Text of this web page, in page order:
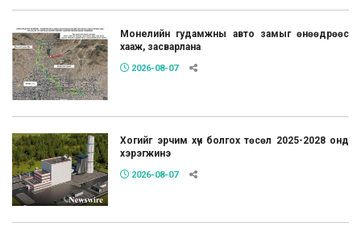
Монелийн гудамжны авто замыг өнөөдрөөс
хааж, засварлана
2026-08-07
Хогийг эрчим хүч болгох төсөл 2025-2028 онд
хэрэгжинэ
2026-08-07